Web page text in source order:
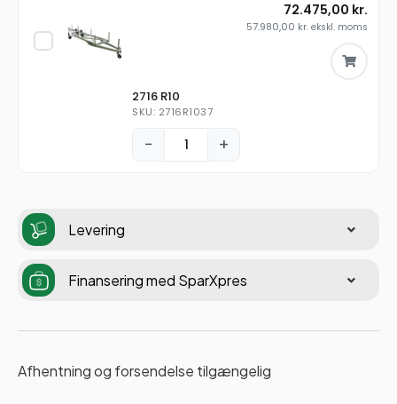
2716 R10
SKU: 2716R1037
− +
72.475,00 kr.
57.980,00 kr. ekskl. moms
Levering
Finansering med SparXpres
Afhentning og forsendelse tilgængelig